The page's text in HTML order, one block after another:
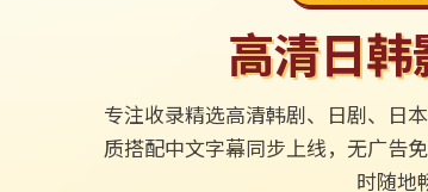
高清日
专注收录精选高清韩剧、日剧、日
质搭配中文字幕同步上线，无广告
时随地